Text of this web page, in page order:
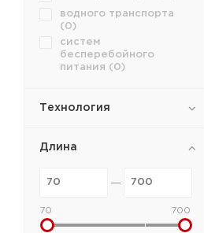
водного транспорта
( 0)
систем
бесперебойного
питания ( 0)
Технология
Длина
70 700